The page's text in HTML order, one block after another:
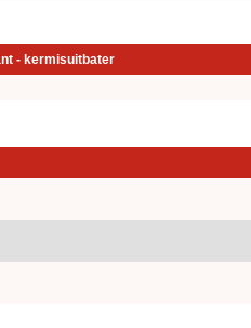
- kermisuitbater